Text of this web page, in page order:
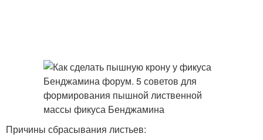
Причины сбрасывания листьев: